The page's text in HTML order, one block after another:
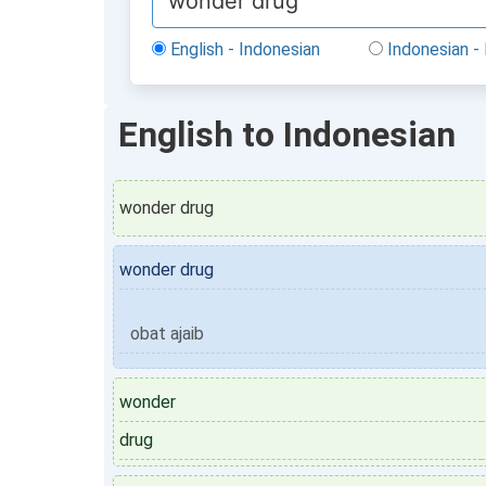
English - Indonesian Indonesian -
English to Indonesian
wonder drug
wonder drug
obat ajaib
wonder
drug